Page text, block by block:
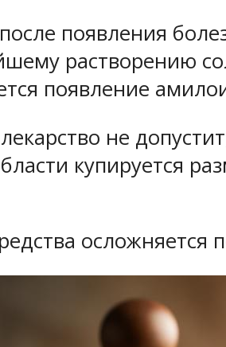
появления
растворению
появление
не
купируется
осложняется